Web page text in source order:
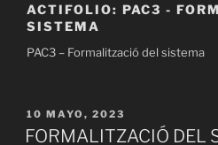
ACTIFOLIO: PAC3 -
SISTEMA
PAC3 – Formalització del sistema
PUBLICADO
EL
10 MAYO, 2023
FORMALITZACIÓ DEL